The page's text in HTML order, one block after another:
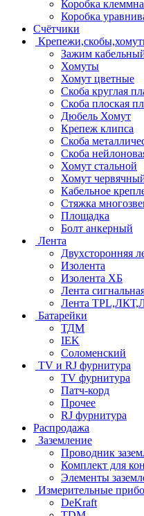
Коробка
Коробка
Счётчики
Зажим
Хомуты
Хомут цветные
Скоба круглая
Скоба плоская
Дюбель Хомут
Крепеж клипса
Скоба
Скоба
Хомут стальной
Хомут
Кабельное
Стяжка
Площадка
Болт анкерный
Лента
Двухсторонняя
Изолента
Изолента ХБ
Лента
Лента
Батарейки
ТДМ
IEK
Соломенский
TV и RJ фурнитура
TV фурнитура
Патч-корд
Прочее
RJ фурнитура
Распродажа
Заземление
Проводник
Комплект для
Элементы
Измерительные
DeKraft